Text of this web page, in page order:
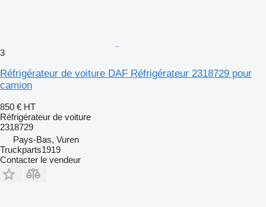
3
Réfrigérateur de voiture DAF Réfrigérateur 2318729 pour
camion
850 € HT
Réfrigérateur de voiture
2318729
Pays-Bas, Vuren
Truckparts1919
Contacter le vendeur